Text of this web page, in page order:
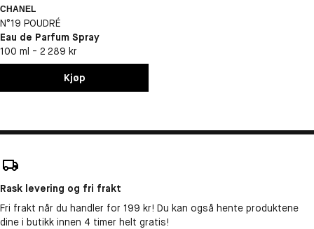
CHANEL
N°19 POUDRÉ
Eau de Parfum Spray
100 ml - 2 289 kr
Kjøp
Rask levering og fri frakt
Fri frakt når du handler for 199 kr! Du kan også hente produktene
dine i butikk innen 4 timer helt gratis!